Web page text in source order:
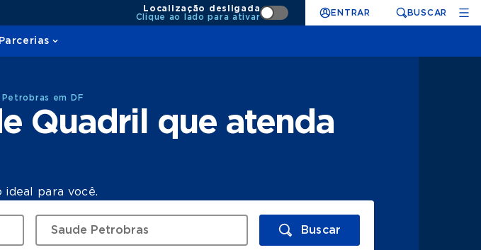
Localização desligada
Clique ao lado para ativar
ENTRAR BUSCAR
Parcerias
em DF
Quadril que atenda
ideal para você.
Buscar